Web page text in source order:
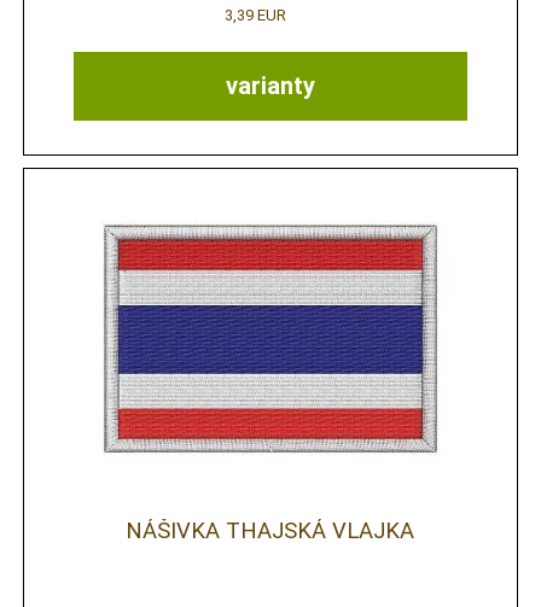
varianty
3,39 EUR
NÁŠIVKA THAJSKÁ VLAJKA